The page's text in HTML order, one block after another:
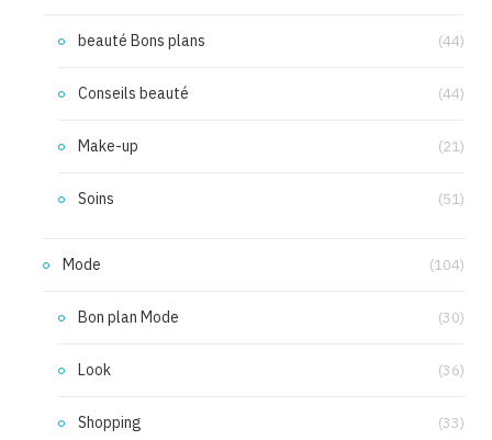
beauté Bons plans (44)
Conseils beauté (44)
Make-up (21)
Soins (51)
Mode (104)
Bon plan Mode (30)
Look (36)
Shopping (33)